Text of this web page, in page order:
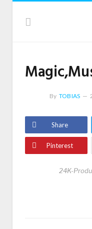
By TOBIAS
Share
Pinterest
24K-